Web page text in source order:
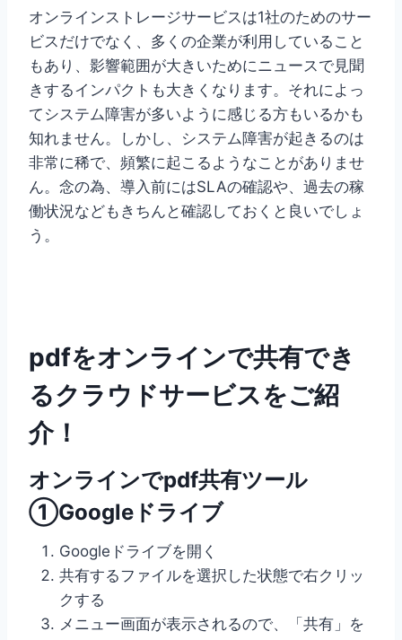
オンラインストレージサービスは1社のためのサー
ビスだけでなく、多くの企業が利用していること
もあり、影響範囲が大きいためにニュースで見聞
きするインパクトも大きくなります。それによっ
てシステム障害が多いように感じる方もいるかも
知れません。しかし、システム障害が起きるのは
非常に稀で、頻繁に起こるようなことがありませ
ん。念の為、導入前にはSLAの確認や、過去の稼
働状況などもきちんと確認しておくと良いでしょ
う。
pdfをオンラインで共有でき
るクラウドサービスをご紹
介！
オンラインでpdf共有ツール
①Googleドライブ
Googleドライブを開く
共有するファイルを選択した状態で右クリッ
クする
メニュー画面が表示されるので、「共有」を